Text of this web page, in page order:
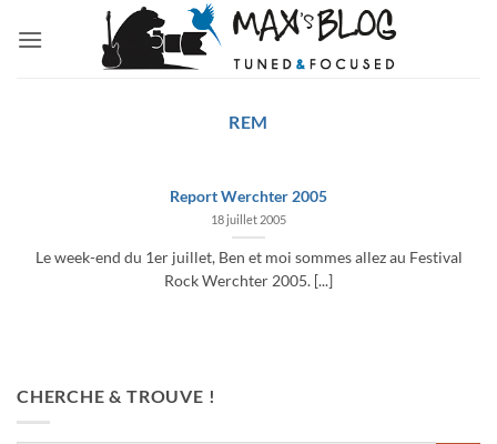
REM
Report Werchter 2005
18 juillet 2005
Le week-end du 1er juillet, Ben et moi sommes allez au Festival
Rock Werchter 2005. [...]
CHERCHE & TROUVE !